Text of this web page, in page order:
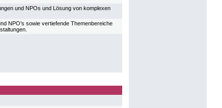
und NPOs und Lösung von komplexen
NPO’s sowie vertiefende Themenbereiche